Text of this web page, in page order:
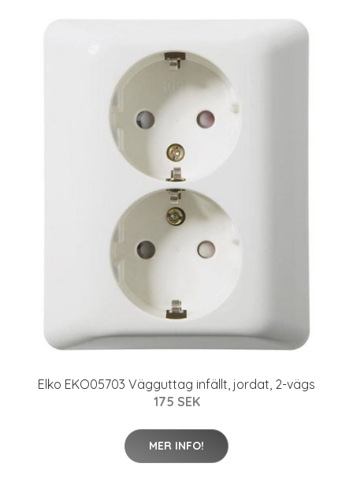
Elko EKO05703 Vägguttag infällt, jordat, 2-vägs
175 SEK
MER INFO!